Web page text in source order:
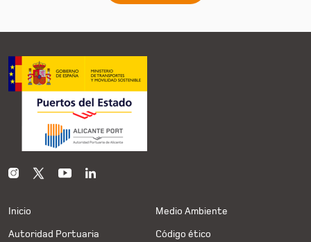
Inicio
Autoridad Portuaria
Medio Ambiente
Código ético